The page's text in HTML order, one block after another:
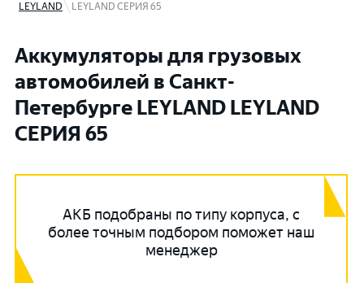
LEYLAND
LEYLAND СЕРИЯ 65
Аккумуляторы для грузовых
автомобилей в Санкт-
Петербурге LEYLAND LEYLAND
СЕРИЯ 65
АКБ подобраны по типу корпуса, с
более точным подбором поможет наш
менеджер